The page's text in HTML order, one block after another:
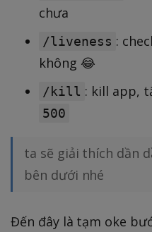
chưa
/liveness :
không 😂
/kill : kill app,
500
ta sẽ giải thích dần
bên dưới nhé
Đến đây là tạm oke